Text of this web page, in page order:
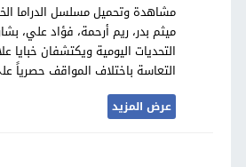
التحديات اليومية ويكتشفان خبايا
التعاسة باختلاف المواقف حصرياً
عرض المزيد